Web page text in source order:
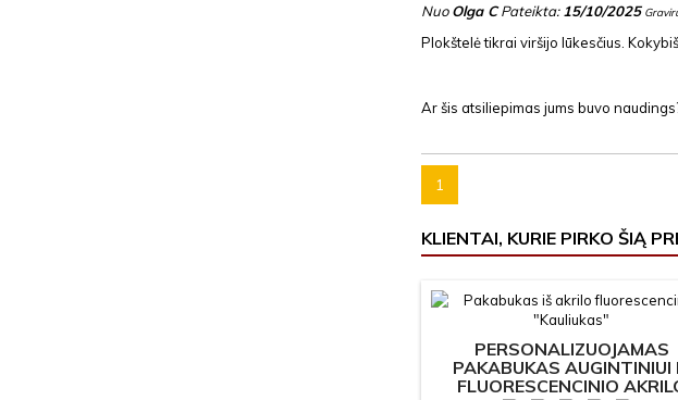
NuoOlga CPateikta: 15/10/2025
Plokštelė tikrai viršijo lūkesčius.
Ar šis atsiliepimas jums buvo
1
KLIENTAI, KURIE PIRKO ŠIĄ
PERSONALIZUOJAMAS
PAKABUKAS AUGINTINIUI
FLUORESCENCINIO